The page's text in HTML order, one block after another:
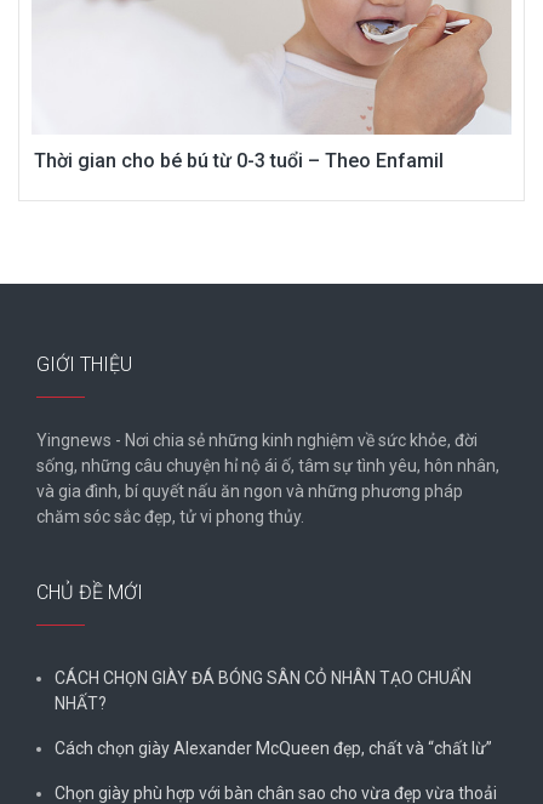
Thời gian cho bé bú từ 0-3 tuổi – Theo Enfamil
GIỚI THIỆU
Yingnews - Nơi chia sẻ những kinh nghiệm về sức khỏe, đời
sống, những câu chuyện hỉ nộ ái ố, tâm sự tình yêu, hôn nhân,
và gia đình, bí quyết nấu ăn ngon và những phương pháp
chăm sóc sắc đẹp, tử vi phong thủy.
CHỦ ĐỀ MỚI
CÁCH CHỌN GIÀY ĐÁ BÓNG SÂN CỎ NHÂN TẠO CHUẨN
NHẤT?
Cách chọn giày Alexander McQueen đẹp, chất và “chất lừ”
Chọn giày phù hợp với bàn chân sao cho vừa đẹp vừa thoải